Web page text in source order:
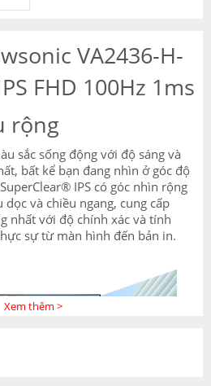
VA2436-H-
FHD 100Hz 1ms
rộng
sắc sống động với độ sáng và
bất kể bạn đang nhìn ở góc độ
IPS có góc nhìn rộng
và chiều ngang, cung cấp
nhất với độ chính xác và tính
sự từ màn hình đến bản in.
Xem thêm >